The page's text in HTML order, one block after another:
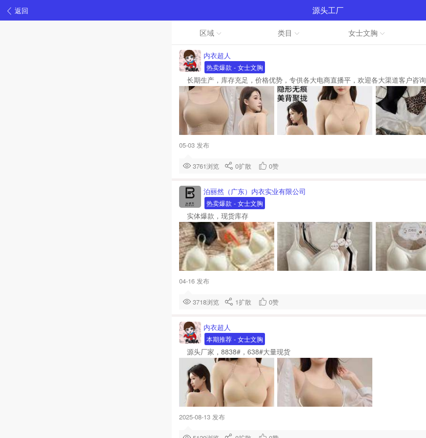
返回 源头工厂
区域 类目 女士文胸
内衣超人
热卖爆款 - 女士文胸
长期生产，库存充足，价格优势，专供各大电商直播平，欢迎各大渠道客户咨询
05-03 发布
3761浏览 0扩散 0赞
泊丽然（广东）内衣实业有限公司
热卖爆款 - 女士文胸
实体爆款，现货库存
04-16 发布
3718浏览 1扩散 0赞
内衣超人
本期推荐 - 女士文胸
源头厂家，8838#，638#大量现货
2025-08-13 发布